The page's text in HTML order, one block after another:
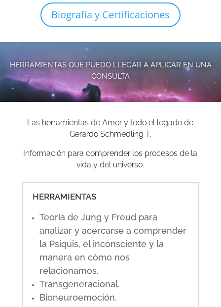
Biografía y Certificaciones
HERRAMIENTAS QUE PUEDO LLEGAR A APLICAR EN UNA
CONSULTA
Las herramientas de Amor y todo el legado de
Gerardo Schmedling T.
Información para comprender los procesos de la
vida y del universo.
HERRAMIENTAS
Teoría de Jung y Freud para
analizar y acercarse a comprender
la Psiquis, el inconsciente y la
manera en cómo nos
relacionamos.
Transgeneracional.
Bioneuroemoción.